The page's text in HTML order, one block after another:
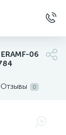
06
Отзывы 0